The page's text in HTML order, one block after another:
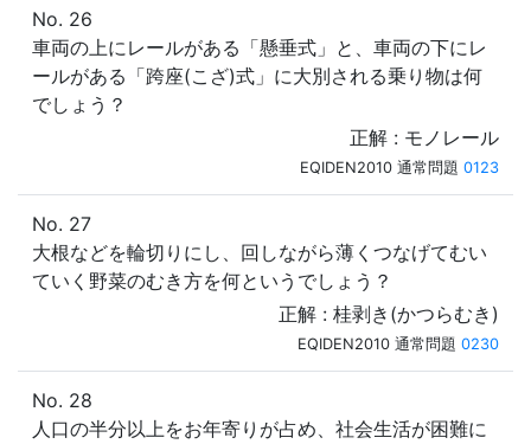
No. 26
車両の上にレールがある「懸垂式」と、車両の下にレ
ールがある「跨座(こざ)式」に大別される乗り物は何
でしょう？
正解 : モノレール
EQIDEN2010 通常問題 0123
No. 27
大根などを輪切りにし、回しながら薄くつなげてむい
ていく野菜のむき方を何というでしょう？
正解 : 桂剥き(かつらむき)
EQIDEN2010 通常問題 0230
No. 28
人口の半分以上をお年寄りが占め、社会生活が困難に